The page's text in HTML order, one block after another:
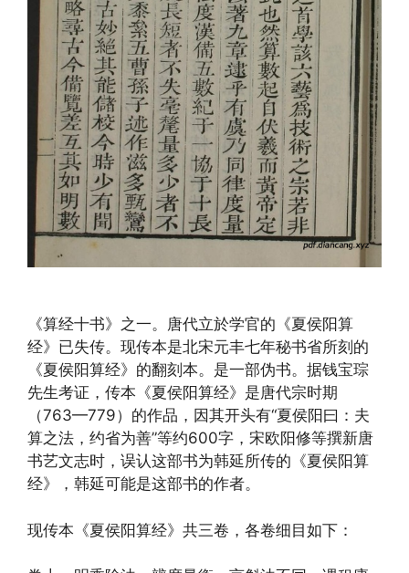
《算经十书》之一。唐代立於学官的《夏侯阳算
经》已失传。现传本是北宋元丰七年秘书省所刻的
《夏侯阳算经》的翻刻本。是一部伪书。据钱宝琮
先生考证，传本《夏侯阳算经》是唐代宗时期
（763—779）的作品，因其开头有“夏侯阳曰：夫
算之法，约省为善”等约600字，宋欧阳修等撰新唐
书艺文志时，误认这部书为韩延所传的《夏侯阳算
经》，韩延可能是这部书的作者。
现传本《夏侯阳算经》共三卷，各卷细目如下：